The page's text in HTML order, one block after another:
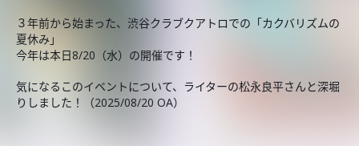
３年前から始まった、渋谷クラブクアトロでの「カクバリズムの
夏休み」
今年は本日8/20（水）の開催です！
気になるこのイベントについて、ライターの松永良平さんと深堀
りしました！（2025/08/20 OA）